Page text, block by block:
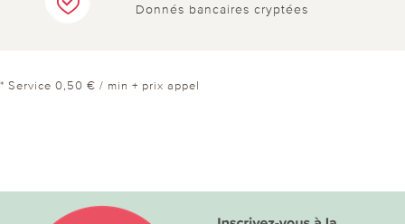
Donnés bancaires cryptées
* Service 0,50 € / min + prix appel